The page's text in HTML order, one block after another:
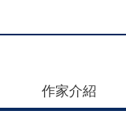
作家介紹